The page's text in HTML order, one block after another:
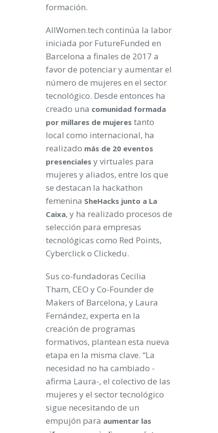
formación.
AllWomen.tech continúa la labor
iniciada por FutureFunded en
Barcelona a finales de 2017 a
favor de potenciar y aumentar el
número de mujeres en el sector
tecnológico. Desde entonces ha
creado una comunidad formada
por millares de mujeres tanto
local como internacional, ha
realizado más de 20 eventos
presenciales y virtuales para
mujeres y aliados, entre los que
se destacan la hackathon
femenina SheHacks junto a La
Caixa, y ha realizado procesos de
selección para empresas
tecnológicas como Red Points,
Cyberclick o Clickedu.
Sus co-fundadoras Cecilia
Tham, CEO y Co-Founder de
Makers of Barcelona, y Laura
Fernández, experta en la
creación de programas
formativos, plantean esta nueva
etapa en la misma clave. “La
necesidad no ha cambiado -
afirma Laura-, el colectivo de las
mujeres y el sector tecnológico
sigue necesitando de un
empujón para aumentar las